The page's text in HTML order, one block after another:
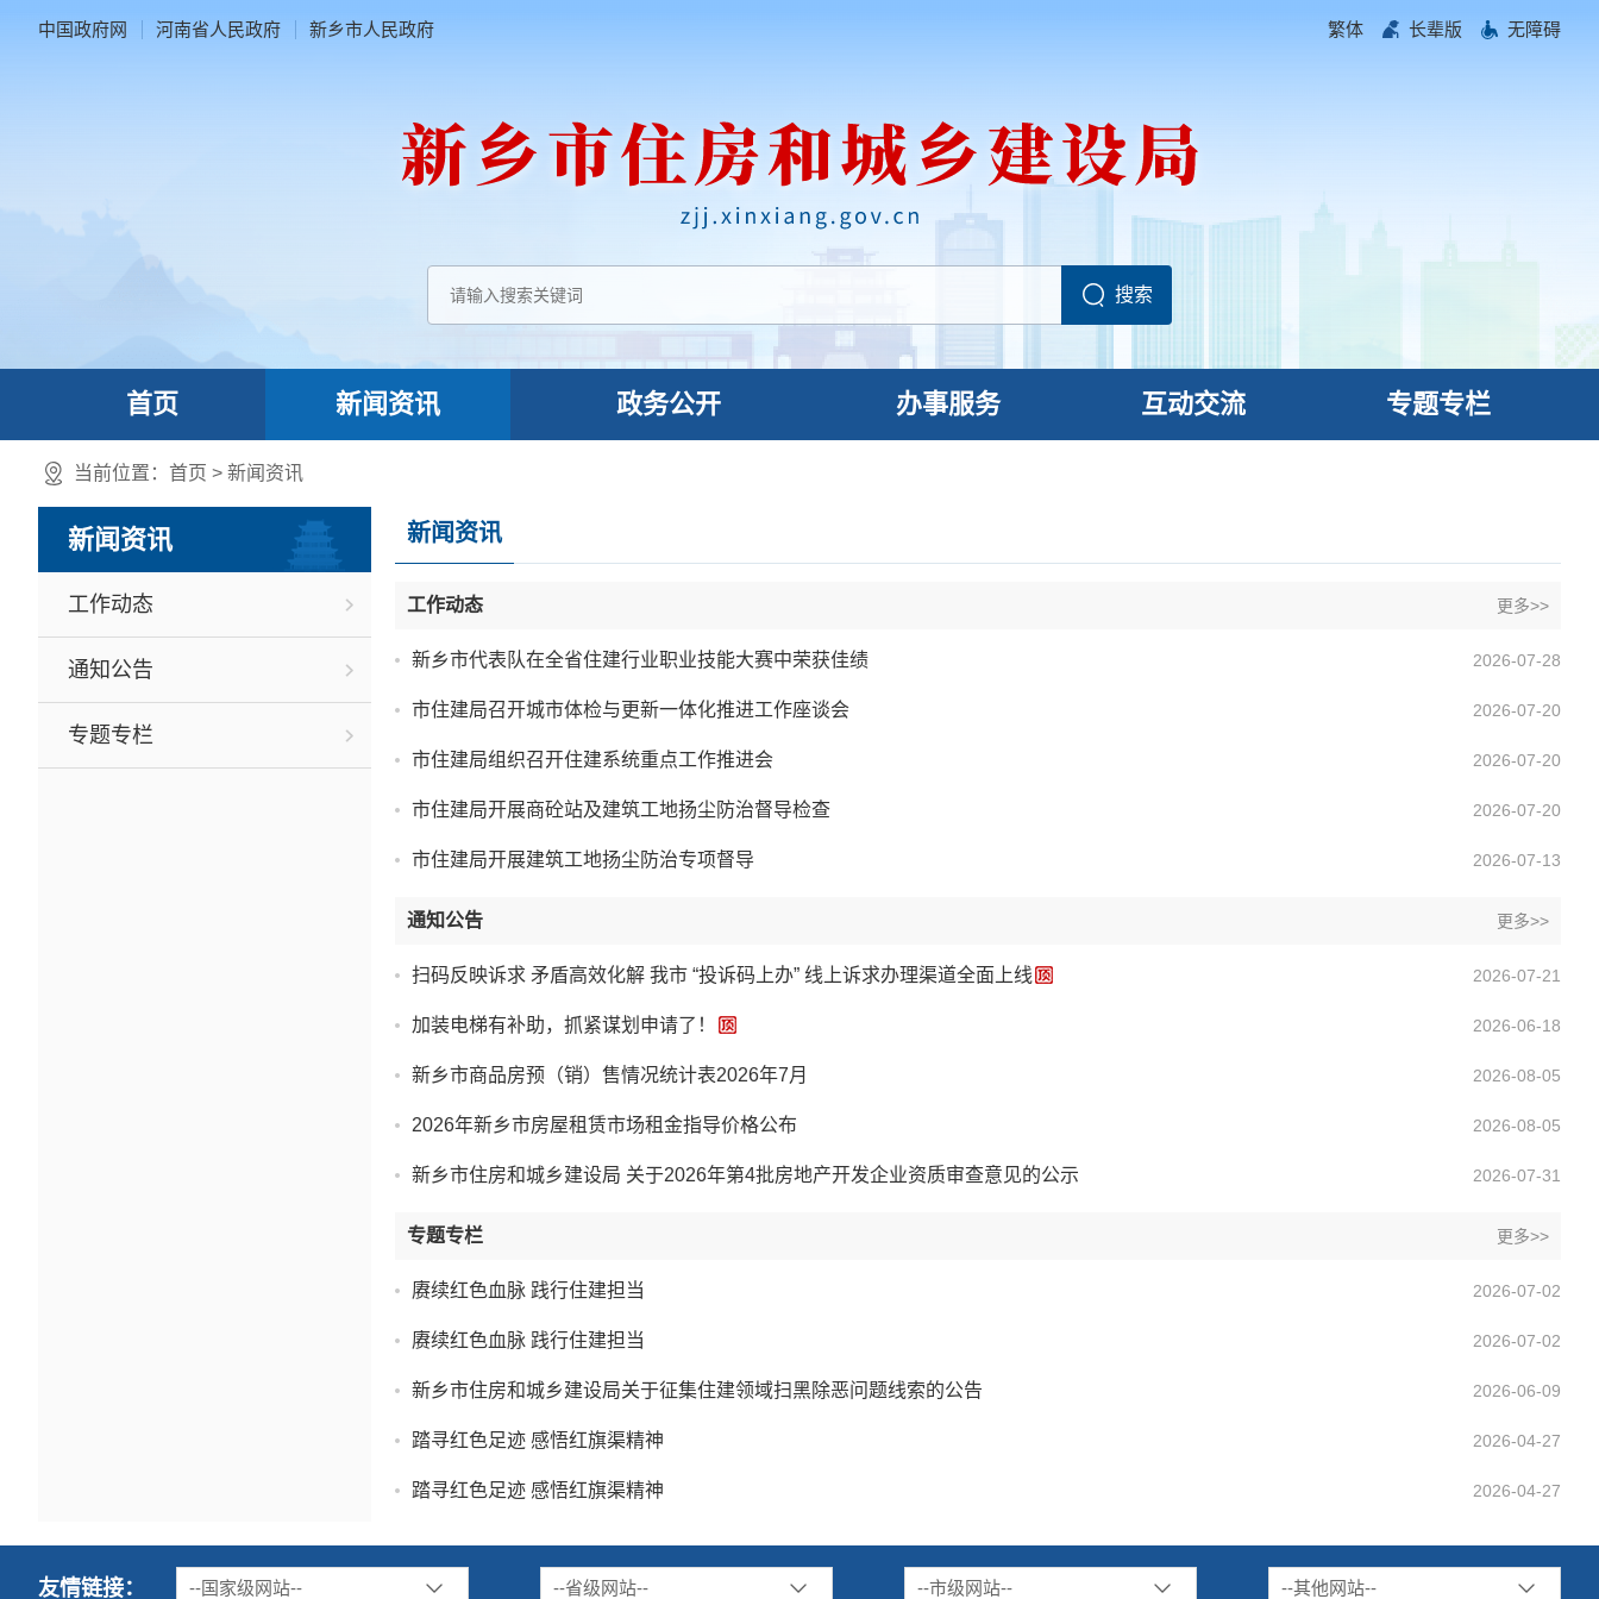
中国政府网 河南省人民政府 新乡市人民政府 繁体 长辈版 无障碍
首页 新闻资讯 政务公开 办事服务 互动交流 专题专栏
当前位置： 首页 > 新闻资讯
新闻资讯
工作动态
通知公告
专题专栏
新闻资讯
工作动态 更多>>
新乡市代表队在全省住建行业职业技能大赛中荣获佳绩 2026-07-28
市住建局召开城市体检与更新一体化推进工作座谈会 2026-07-20
市住建局组织召开住建系统重点工作推进会 2026-07-20
市住建局开展商砼站及建筑工地扬尘防治督导检查 2026-07-20
市住建局开展建筑工地扬尘防治专项督导 2026-07-13
通知公告 更多>>
扫码反映诉求 矛盾高效化解 我市 “投诉码上办” 线上诉求办理渠道全面上线 2026-07-21
加装电梯有补助，抓紧谋划申请了！ 2026-06-18
新乡市商品房预（销）售情况统计表2026年7月 2026-08-05
2026年新乡市房屋租赁市场租金指导价格公布 2026-08-05
新乡市住房和城乡建设局 关于2026年第4批房地产开发企业资质审查意见的公示 2026-07-31
专题专栏 更多>>
赓续红色血脉 践行住建担当 2026-07-02
赓续红色血脉 践行住建担当 2026-07-02
新乡市住房和城乡建设局关于征集住建领域扫黑除恶问题线索的公告 2026-06-09
踏寻红色足迹 感悟红旗渠精神 2026-04-27
踏寻红色足迹 感悟红旗渠精神 2026-04-27
友情链接： --国家级网站-- --省级网站-- --市级网站-- --其他网站--